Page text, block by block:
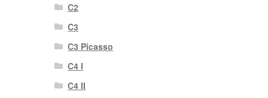
C2
C3
C3 Picasso
C4 I
C4 II